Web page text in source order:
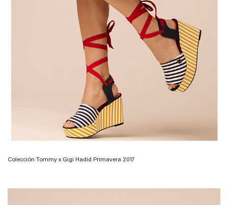
Colección Tommy x Gigi Hadid Primavera 2017